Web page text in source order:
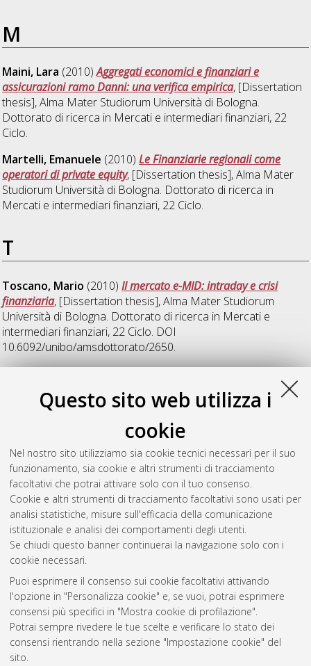
Questo sito web utilizza i
cookie
Nel nostro sito utilizziamo sia cookie tecnici necessari per il suo
funzionamento, sia cookie e altri strumenti di tracciamento
facoltativi che potrai attivare solo con il tuo consenso.
Cookie e altri strumenti di tracciamento facoltativi sono usati per
analisi statistiche, misure sull'efficacia della comunicazione
istituzionale e analisi dei comportamenti degli utenti.
Se chiudi questo banner continuerai la navigazione solo con i
cookie necessari.
Puoi esprimere il consenso sui cookie facoltativi attivando
l'opzione in "Personalizza cookie" e, se vuoi, potrai esprimere
consensi più specifici in "Mostra cookie di profilazione".
Potrai sempre rivedere le tue scelte e verificare lo stato dei
consensi rientrando nella sezione "Impostazione cookie" del
sito.
M
Maini, Lara (2010)Aggregati economici e finanziari e
assicurazioni ramo Danni: una verifica empirica, [Dissertation
thesis], Alma Mater Studiorum Università di Bologna.
Dottorato di ricerca in Mercati e intermediari finanziari, 22
Ciclo.
Martelli, Emanuele (2010)Le Finanziarie regionali come
operatori di private equity, [Dissertation thesis], Alma Mater
Studiorum Università di Bologna. Dottorato di ricerca in
Mercati e intermediari finanziari, 22 Ciclo.
T
Toscano, Mario (2010)Il mercato e-MID: intraday e crisi
finanziaria, [Dissertation thesis], Alma Mater Studiorum
Università di Bologna. Dottorato di ricerca in Mercati e
intermediari finanziari, 22 Ciclo. DOI
10.6092/unibo/amsdottorato/2650.
The secondary market for life insurance
policies in the United States market evolution and product
valuation, [Dissertation thesis], Alma Mater Studiorum
Università di Bologna. Dottorato di ricerca inMercati e
intermediari finanziari, 22 Ciclo.
Questa lista e' stata generata ilFri Aug 7 20:32:39 2026 CEST
Atom
Rss 1.0
Rss 2.0